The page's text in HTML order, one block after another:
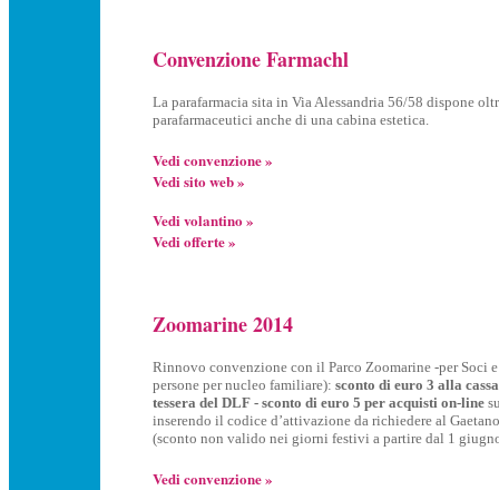
Convenzione Farmachl
La parafarmacia sita in Via Alessandria 56/58 dispone
parafarmaceutici anche di una cabina estetica.
Vedi convenzione »
Vedi sito web »
Vedi volantino »
Vedi offerte »
Zoomarine 2014
Rinnovo convenzione con il Parco Zoomarine -per Soci
persone per nucleo familiare): sconto di euro 3 alla
tessera del DLF - sconto di euro 5 per acquisti on-line
inserendo il codice d’attivazione da richiedere al
(sconto non valido nei giorni festivi a partire dal 1
Vedi convenzione »